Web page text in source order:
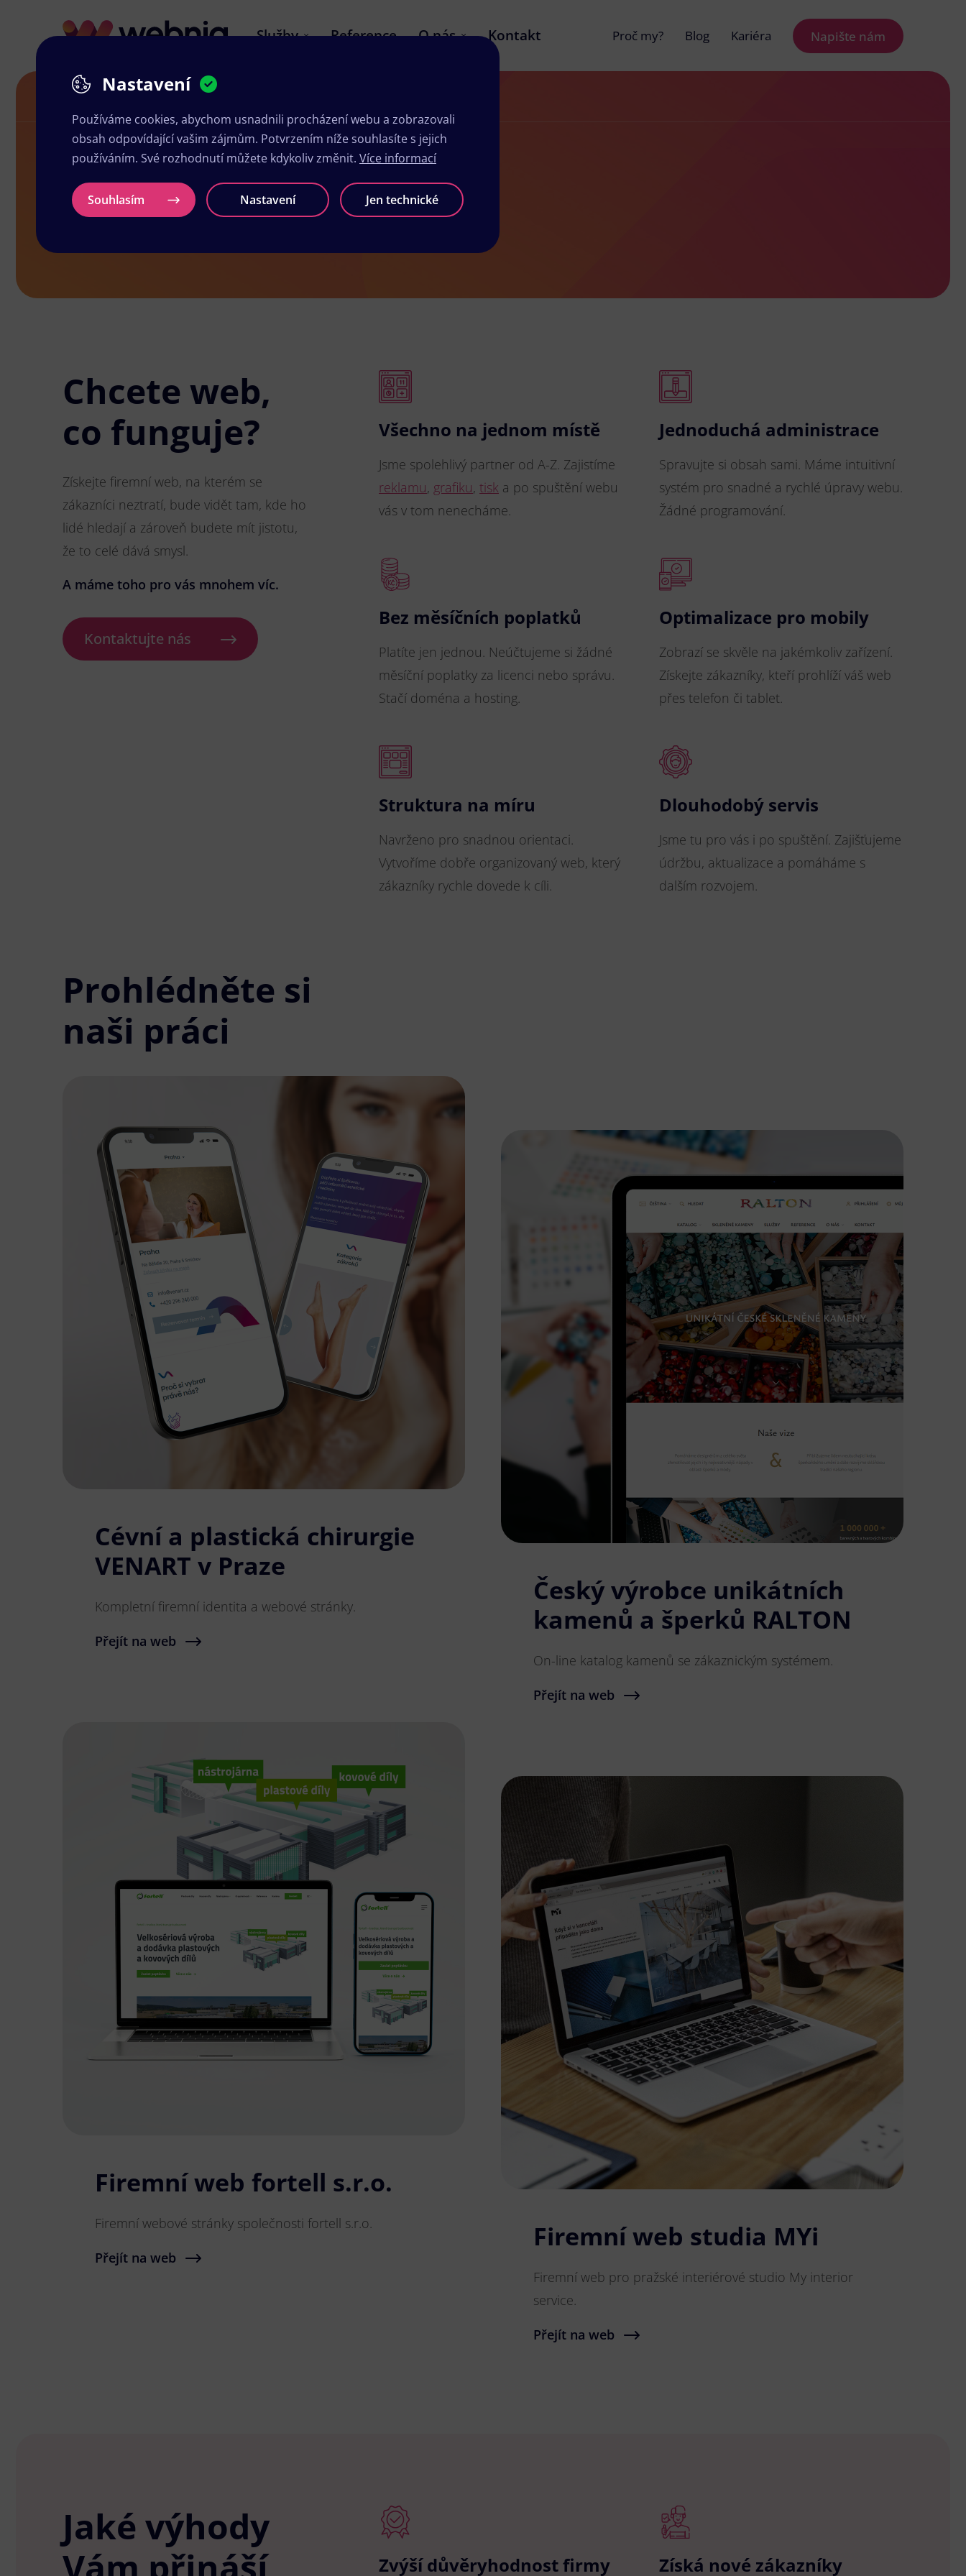
Služby Reference O nás Kontakt Proč my? Blog Kariéra Napište nám
Tvorba webových stránek
Firemní web
Chcete web,
co funguje?
Získejte firemní web, na kterém se
zákazníci neztratí, bude vidět tam, kde ho
lidé hledají a zároveň budete mít jistotu,
že to celé dává smysl.
A máme toho pro vás mnohem víc.
Kontaktujte nás
Všechno na jednom místě
Jsme spolehlivý partner od A-Z. Zajistíme
reklamu, grafiku, tisk a po spuštění webu
vás v tom nenecháme.
Jednoduchá administrace
Spravujte si obsah sami. Máme intuitivní
systém pro snadné a rychlé úpravy webu.
Žádné programování.
Bez měsíčních poplatků
Platíte jen jednou. Neúčtujeme si žádné
měsíční poplatky za licenci nebo správu.
Stačí doména a hosting.
Optimalizace pro mobily
Zobrazí se skvěle na jakémkoliv zařízení.
Získejte zákazníky, kteří prohlíží váš web
přes telefon či tablet.
Struktura na míru
Navrženo pro snadnou orientaci.
Vytvoříme dobře organizovaný web, který
zákazníky rychle dovede k cíli.
Dlouhodobý servis
Jsme tu pro vás i po spuštění. Zajišťujeme
údržbu, aktualizace a pomáháme s
dalším rozvojem.
Prohlédněte si
naši práci
Cévní a plastická chirurgie
VENART v Praze
Kompletní firemní identita a webové stránky.
Přejít na web
Český výrobce unikátních
kamenů a šperků RALTON
On-line katalog kamenů se zákaznickým systémem.
Přejít na web
Firemní web fortell s.r.o.
Firemní webové stránky společnosti fortell s.r.o.
Přejít na web
Firemní web studia MYi
Firemní web pro pražské interiérové studio My interior
service.
Přejít na web
Jaké výhody
Zvýší důvěryhodnost firmy Získá nové zákazníky
Nastavení
Používáme cookies, abychom usnadnili procházení webu a zobrazovali
obsah odpovídající vašim zájmům. Potvrzením níže souhlasíte s jejich
používáním. Své rozhodnutí můžete kdykoliv změnit. Více informací
Souhlasím Nastavení Jen technické